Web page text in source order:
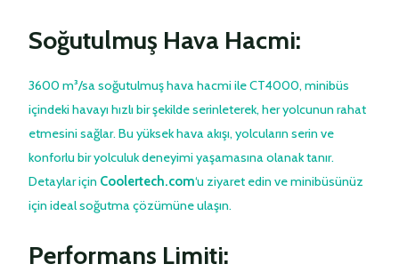
Soğutulmuş Hava Hacmi:
3600 m³/sa soğutulmuş hava hacmi ile CT4000, minibüs
içindeki havayı hızlı bir şekilde serinleterek, her yolcunun rahat
etmesini sağlar. Bu yüksek hava akışı, yolcuların serin ve
konforlu bir yolculuk deneyimi yaşamasına olanak tanır.
Detaylar için Coolertech.com‘u ziyaret edin ve minibüsünüz
için ideal soğutma çözümüne ulaşın.
Performans Limiti: